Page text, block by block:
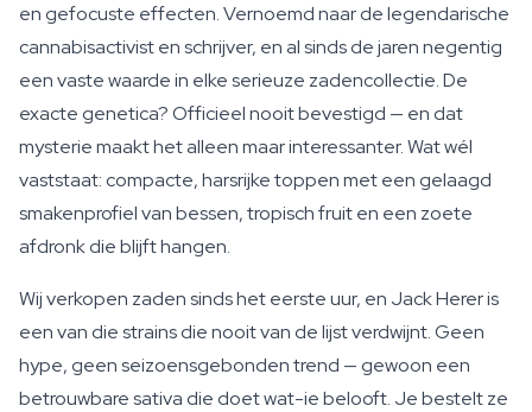
en gefocuste effecten. Vernoemd naar de legendarische
cannabisactivist en schrijver, en al sinds de jaren negentig
een vaste waarde in elke serieuze zadencollectie. De
exacte genetica? Officieel nooit bevestigd — en dat
mysterie maakt het alleen maar interessanter. Wat wél
vaststaat: compacte, harsrijke toppen met een gelaagd
smakenprofiel van bessen, tropisch fruit en een zoete
afdronk die blijft hangen.
Wij verkopen zaden sinds het eerste uur, en Jack Herer is
een van die strains die nooit van de lijst verdwijnt. Geen
hype, geen seizoensgebonden trend — gewoon een
betrouwbare sativa die doet wat-ie belooft. Je bestelt ze